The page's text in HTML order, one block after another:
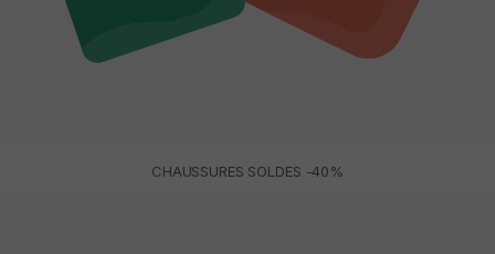
CHAUSSURES SOLDES -40%